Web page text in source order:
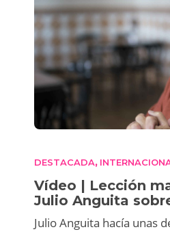
DESTACADA,
Vídeo | Lección
Julio Anguita
Julio Anguita hacía unas